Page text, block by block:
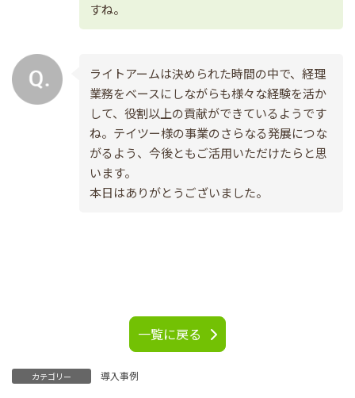
すね。
ライトアームは決められた時間の中で、経理
業務をベースにしながらも様々な経験を活か
して、役割以上の貢献ができているようです
ね。テイツー様の事業のさらなる発展につな
がるよう、今後ともご活用いただけたらと思
います。
本日はありがとうございました。
一覧に戻る
カテゴリー 導入事例